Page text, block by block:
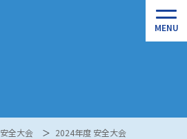
安全大会 2024年度 安全大会